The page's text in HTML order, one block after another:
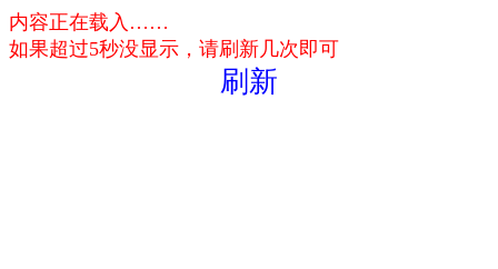
内容正在载入……
如果超过5秒没显示，请刷新几次即可
刷新